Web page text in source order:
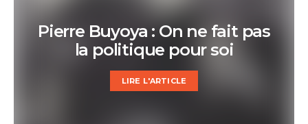
Pierre Buyoya : On ne fait pas
la politique pour soi
LIRE L'ARTICLE